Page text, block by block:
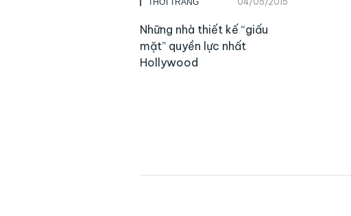
Những nhà thiết kế “giấu
mặt” quyền lực nhất
Hollywood